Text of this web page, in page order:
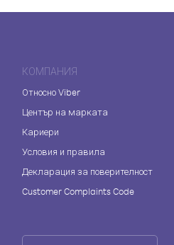
КОМПАНИЯ
Относно Viber
Център на марката
Кариери
Условия и правила
Декларация за поверителност
Customer Complaints Code